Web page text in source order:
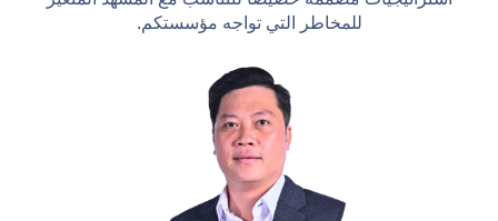
للمخاطر التي تواجه مؤسستكم.